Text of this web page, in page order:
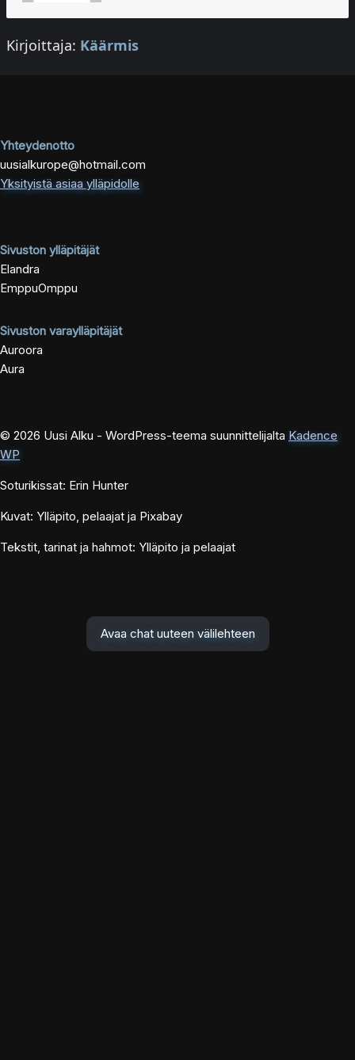
Kirjoittaja: Käärmis
Yhteydenotto
uusialkurope@hotmail.com
Yksityistä asiaa ylläpidolle
Sivuston ylläpitäjät
Elandra
EmppuOmppu
Sivuston varaylläpitäjät
Auroora
Aura
© 2026 Uusi Alku - WordPress-teema suunnittelijalta Kadence
WP
Soturikissat: Erin Hunter
Kuvat: Ylläpito, pelaajat ja Pixabay
Tekstit, tarinat ja hahmot: Ylläpito ja pelaajat
Avaa chat uuteen välilehteen